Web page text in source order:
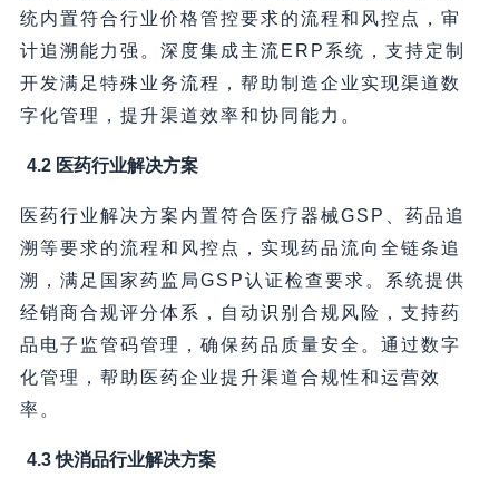
统内置符合行业价格管控要求的流程和风控点，审
计追溯能力强。深度集成主流ERP系统，支持定制
开发满足特殊业务流程，帮助制造企业实现渠道数
字化管理，提升渠道效率和协同能力。
4.2 医药行业解决方案
医药行业解决方案内置符合医疗器械GSP、药品追
溯等要求的流程和风控点，实现药品流向全链条追
溯，满足国家药监局GSP认证检查要求。系统提供
经销商合规评分体系，自动识别合规风险，支持药
品电子监管码管理，确保药品质量安全。通过数字
化管理，帮助医药企业提升渠道合规性和运营效
率。
4.3 快消品行业解决方案